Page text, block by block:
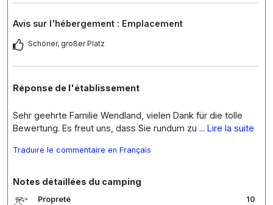
Avis sur l'hébergement : Emplacement
Schöner, großer Platz
Réponse de l'établissement
Sehr geehrte Familie Wendland, vielen Dank für die tolle
Bewertung. Es freut uns, dass Sie rundum zu ... Lire la suite
Traduire le commentaire en Français
Notes détaillées du camping
Propreté 10